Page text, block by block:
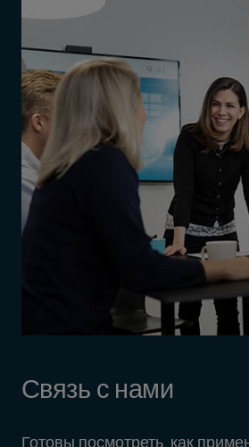
Связь с нами
Готовы посмотреть, как